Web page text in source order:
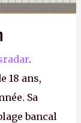
.
18 ans,
Sa
bancal